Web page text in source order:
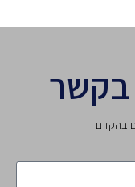
בקשר
בהקדם